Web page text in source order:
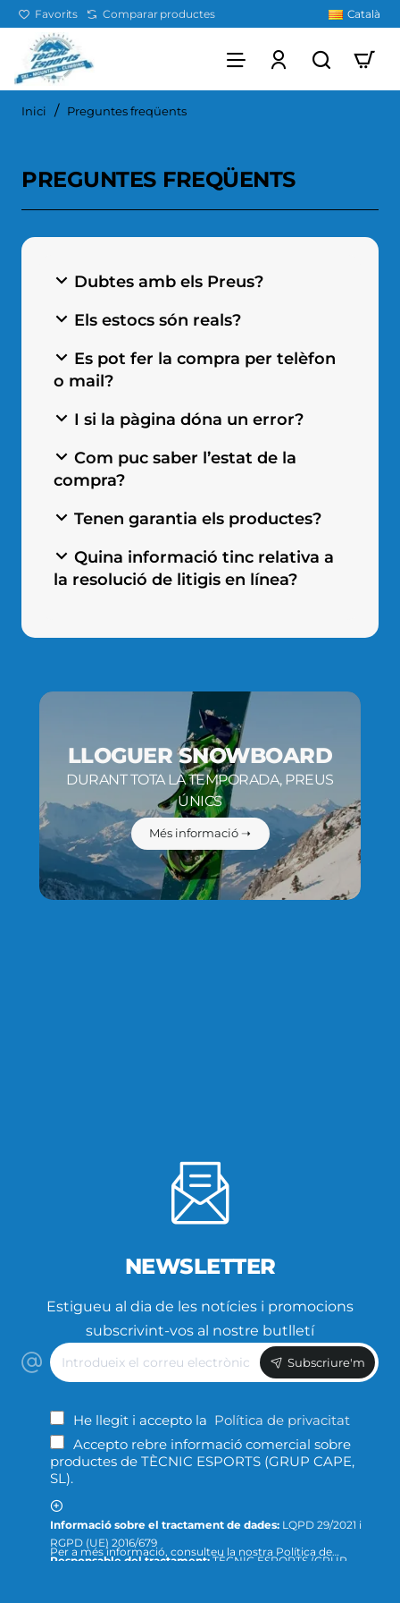
Favorits Comparar productes Català
Inici homePreguntes freqüents
PREGUNTES FREQÜENTS
Dubtes amb els Preus?
Els estocs són reals?
Es pot fer la compra per telèfon
o mail?
I si la pàgina dóna un error?
Com puc saber l’estat de la
compra?
Tenen garantia els productes?
Quina informació tinc relativa a
la resolució de litigis en línea?
LLOGUER SNOWBOARD
DURANT TOTA LA TEMPORADA, PREUS
ÚNICS
Més informació ➝
NEWSLETTER
Estigueu al dia de les notícies i promocions
subscrivint-vos al nostre butlletí
Introdueix
el
correu
Subscriure'm
He llegit i accepto la Política de privacitat
Accepto rebre informació comercial sobre
productes de TÈCNIC ESPORTS (GRUP CAPE,
SL).
Informació sobre el tractament de dades: LQPD 29/2021 i
RGPD (UE) 2016/679
Responsable del tractament:TÈCNIC ESPORTS (GRUP
Per a més informació, consulteu la nostra Política de